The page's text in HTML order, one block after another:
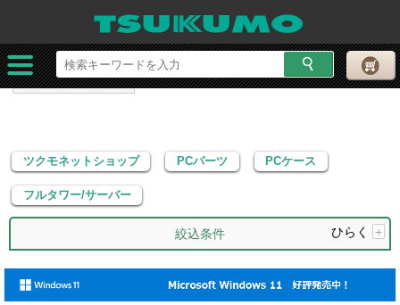
ツクモネットショップ PCパーツ
フルタワー/サーバー
ツクモネットショップ PCパーツ PCケース
フルタワー/サーバー
絞込条件 ひらく +